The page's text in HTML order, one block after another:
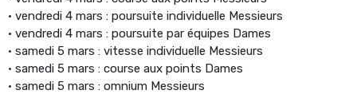
• vendredi 4 mars : poursuite individuelle Messieurs
• vendredi 4 mars : poursuite par équipes Dames
• samedi 5 mars : vitesse individuelle Messieurs
• samedi 5 mars : course aux points Dames
• samedi 5 mars : omnium Messieurs